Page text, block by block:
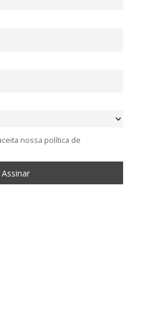
nossa política de